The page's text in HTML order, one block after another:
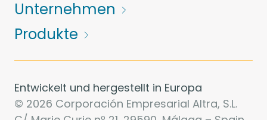
Unternehmen
Produkte
Entwickelt und hergestellt in Europa
© 2026 Corporación Empresarial Altra, S.L.